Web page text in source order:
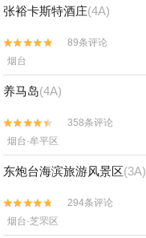
张裕卡斯特酒庄(4A)


89条评论
烟台
养马岛(4A)


358条评论
烟台·牟平区
东炮台海滨旅游风景区(3A)


294条评论
烟台·芝罘区